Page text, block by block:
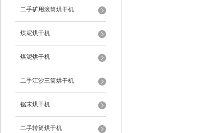
二手矿用滚筒烘干机
煤泥烘干机
煤泥烘干机
二手江沙三筒烘干机
锯末烘干机
二手转筒烘干机